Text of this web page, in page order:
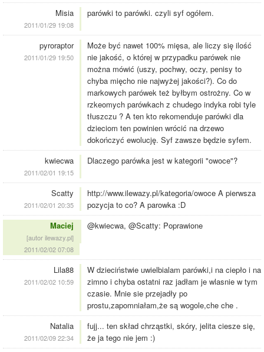
Misia
2011/01/29 19:08
parówki to parówki. czyli syf ogółem.
pyroraptor
2011/01/29 19:50
Może być nawet 100% mięsa, ale liczy się ilość
nie jakość, o której w przypadku parówek nie
można mówić (uszy, pochwy, oczy, penisy to
chyba mięcho nie najwyżej jakości?). Co do
markowych parówek też byłbym ostrożny. Co w
rzkeomych parówkach z chudego indyka robi tyle
tłuszczu ? A ten kto rekomenduje parówki dla
dzieciom ten powinien wrócić na drzewo
dokończyć ewolucję. Syf zawsze będzie syfem.
kwiecwa
2011/02/01 19:15
Dlaczego parówka jest w kategorii "owoce"?
Scatty
2011/02/01 20:35
http://www.ilewazy.pl/kategoria/owoce A pierwsza
pozycja to co? A parowka :D
Maciej
[autor ilewazy.pl]
2011/02/02 07:08
@kwiecwa, @Scatty: Poprawione
Lila88
2011/02/02 10:59
W dzieciństwie uwielbialam parówki,i na ciepło i na
zimno i chyba ostatni raz jadłam je wlasnie w tym
czasie. Mnie sie przejadły po
prostu,zapomniałam,że są wogole,che che .
Natalia
2011/02/09 22:34
fujj... ten skład chrząstki, skóry, jelita ciesze się,
że ja tego nie jem :)